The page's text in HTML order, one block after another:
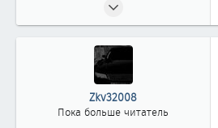
0
Zkv32008
Пока больше читатель